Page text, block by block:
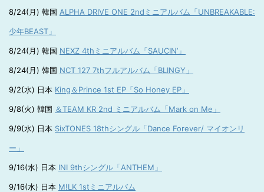
8/24(月) 韓国 ALPHA DRIVE ONE 2ndミニアルバム「UNBREAKABLE:
少年BEAST」
8/24(月) 韓国 NEXZ 4thミニアルバム「SAUCIN’」
8/24(月) 韓国 NCT 127 7thフルアルバム「BLINGY」
9/2(水) 日本 King＆Prince 1st EP「So Honey EP」
9/8(火) 韓国 ＆TEAM KR 2nd ミニアルバム「Mark on Me」
9/9(水) 日本 SixTONES 18thシングル「Dance Forever/ マイオンリ
ー」
9/16(水) 日本 INI 9thシングル「ANTHEM」
9/16(水) 日本 M!LK 1stミニアルバム